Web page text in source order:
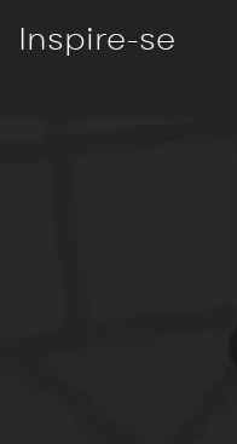
Inspire-se